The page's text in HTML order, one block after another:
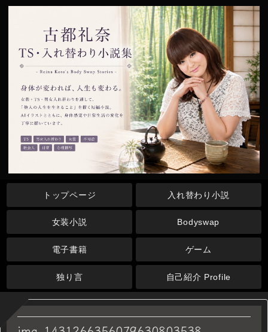
トップページ 入れ替わり小説
女装小説 Bodyswap
電子書籍 ゲーム
独り言 自己紹介 Profile